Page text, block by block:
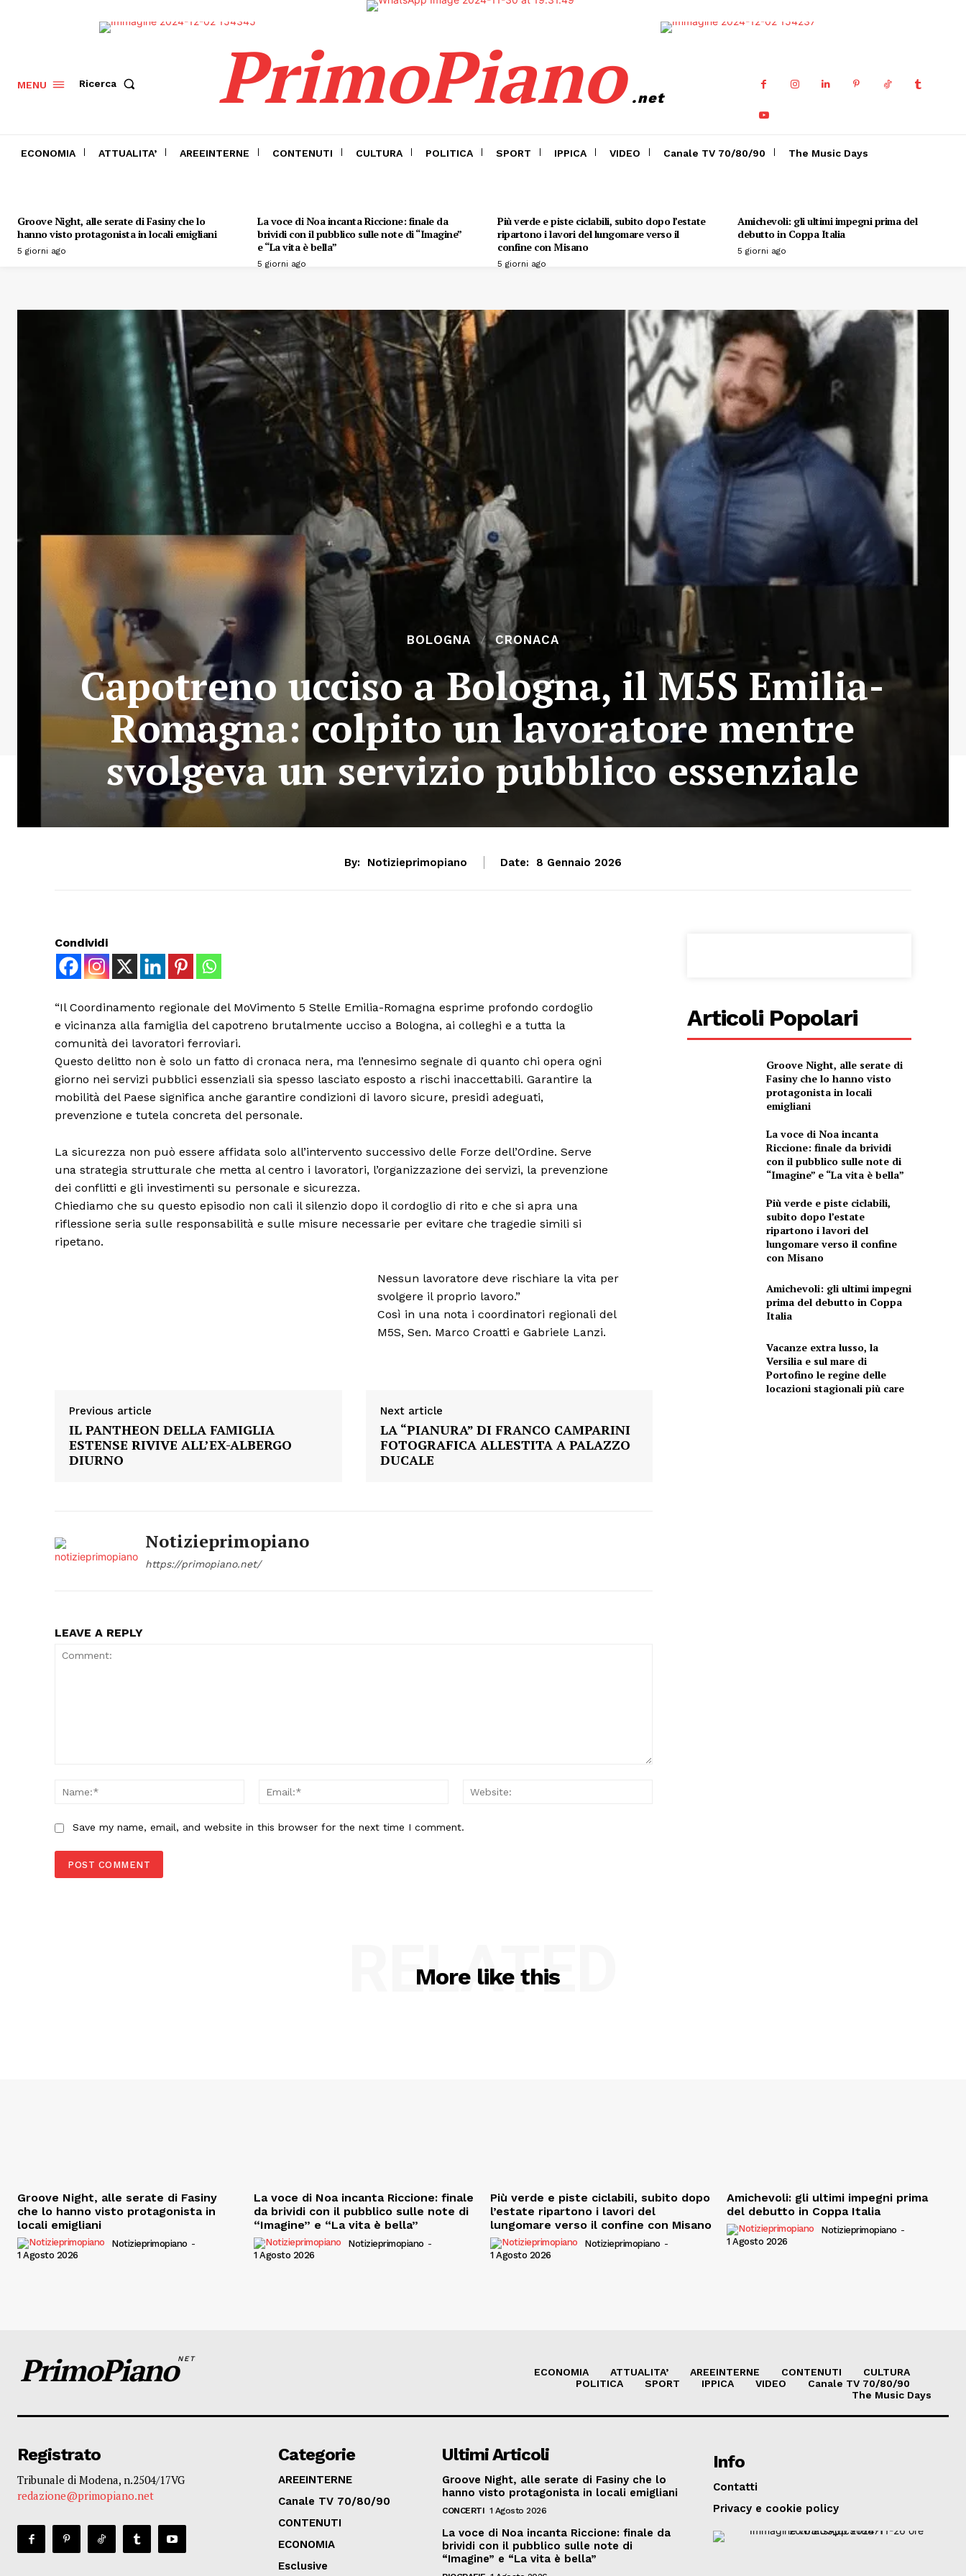
Menu
Esclusive
SPORT
MENU Ricerca PrimoPiano .net
ECONOMIA ATTUALITA’ AREEINTERNE CONTENUTI CULTURA POLITICA SPORT IPPICA VIDEO Canale TV 70/80/90 The Music Days
Groove Night, alle serate di Fasiny che lo
hanno visto protagonista in locali emigliani
5 giorni ago
La voce di Noa incanta Riccione: finale da
brividi con il pubblico sulle note di “Imagine”
e “La vita è bella”
5 giorni ago
Più verde e piste ciclabili, subito dopo l’estate
ripartono i lavori del lungomare verso il
confine con Misano
5 giorni ago
Amichevoli: gli ultimi impegni prima del
debutto in Coppa Italia
5 giorni ago
BOLOGNA CRONACA
Capotreno ucciso a Bologna, il M5S Emilia-
Romagna: colpito un lavoratore mentre
svolgeva un servizio pubblico essenziale
By: Notizieprimopiano Date: 8 Gennaio 2026
Condividi
“Il Coordinamento regionale del MoVimento 5 Stelle Emilia-Romagna esprime profondo cordoglio
e vicinanza alla famiglia del capotreno brutalmente ucciso a Bologna, ai colleghi e a tutta la
comunità dei lavoratori ferroviari.
Questo delitto non è solo un fatto di cronaca nera, ma l’ennesimo segnale di quanto chi opera ogni
giorno nei servizi pubblici essenziali sia spesso lasciato esposto a rischi inaccettabili. Garantire la
mobilità del Paese significa anche garantire condizioni di lavoro sicure, presidi adeguati,
prevenzione e tutela concreta del personale.
La sicurezza non può essere affidata solo all’intervento successivo delle Forze dell’Ordine. Serve
una strategia strutturale che metta al centro i lavoratori, l’organizzazione dei servizi, la prevenzione
dei conflitti e gli investimenti su personale e sicurezza.
Chiediamo che su questo episodio non cali il silenzio dopo il cordoglio di rito e che si apra una
riflessione seria sulle responsabilità e sulle misure necessarie per evitare che tragedie simili si
ripetano.
Nessun lavoratore deve rischiare la vita per
svolgere il proprio lavoro.”
Così in una nota i coordinatori regionali del
M5S, Sen. Marco Croatti e Gabriele Lanzi.
Previous article
IL PANTHEON DELLA FAMIGLIA
ESTENSE RIVIVE ALL’EX-ALBERGO
DIURNO
Next article
LA “PIANURA” DI FRANCO CAMPARINI
FOTOGRAFICA ALLESTITA A PALAZZO
DUCALE
Notizieprimopiano
https://primopiano.net/
LEAVE A REPLY
Name:*
Email:*
Save my name, email, and website in this browser for the next time I comment.
Articoli Popolari
Groove Night, alle serate di
Fasiny che lo hanno visto
protagonista in locali
emigliani
La voce di Noa incanta
Riccione: finale da brividi
con il pubblico sulle note di
“Imagine” e “La vita è bella”
Più verde e piste ciclabili,
subito dopo l’estate
ripartono i lavori del
lungomare verso il confine
con Misano
Amichevoli: gli ultimi impegni
prima del debutto in Coppa
Italia
Vacanze extra lusso, la
Versilia e sul mare di
Portofino le regine delle
locazioni stagionali più care
More like this
RELATED
Groove Night, alle serate di Fasiny
che lo hanno visto protagonista in
locali emigliani
Notizieprimopiano -
1 Agosto 2026
La voce di Noa incanta Riccione: finale
da brividi con il pubblico sulle note di
“Imagine” e “La vita è bella”
Notizieprimopiano -
1 Agosto 2026
Più verde e piste ciclabili, subito dopo
l’estate ripartono i lavori del
lungomare verso il confine con Misano
Notizieprimopiano -
1 Agosto 2026
Amichevoli: gli ultimi impegni prima
del debutto in Coppa Italia
Notizieprimopiano -
1 Agosto 2026
PrimoPianoNET
ECONOMIA ATTUALITA’ AREEINTERNE CONTENUTI
CULTURA
POLITICA
SPORT IPPICA VIDEO
Canale TV 70/80/90
The Music Days
Registrato
Tribunale di Modena, n.2504/17VG
redazione@primopiano.net
Categorie
AREEINTERNE
Canale TV 70/80/90
CONTENUTI
ECONOMIA
Esclusive
Ultimi Articoli
Groove Night, alle serate di Fasiny che lo
hanno visto protagonista in locali emigliani
CONCERTI 1 Agosto 2026
La voce di Noa incanta Riccione: finale da
brividi con il pubblico sulle note di
“Imagine” e “La vita è bella”
Info
Contatti
Privacy e cookie policy